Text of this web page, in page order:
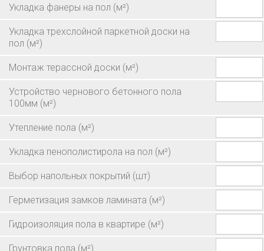
Укладка фанеры на пол (м²)
Укладка трехслойной паркетной доски на
пол (м²)
Монтаж терассной доски (м²)
Устройство чернового бетонного пола
100мм (м²)
Утепление пола (м²)
Укладка пенополистирола на пол (м²)
Выбор напольных покрытий (шт)
Герметизация замков ламината (м²)
Гидроизоляция пола в квартире (м²)
Грунтовка пола (м²)